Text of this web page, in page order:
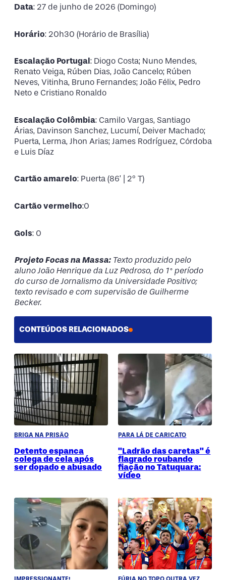
Data: 27 de junho de 2026 (Domingo)
Horário: 20h30 (Horário de Brasília)
Escalação Portugal : Diogo Costa; Nuno Mendes,
Renato Veiga, Rúben Dias, João Cancelo; Rúben
Neves, Vitinha, Bruno Fernandes; João Félix, Pedro
Neto e Cristiano Ronaldo
Escalação Colômbia: Camilo Vargas, Santiago
Árias, Davinson Sanchez, Lucumí, Deiver Machado;
Puerta, Lerma, Jhon Arias; James Rodríguez, Córdoba
e Luis Díaz
Cartão amarelo: Puerta (86’ | 2º T)
Cartão vermelho:0
Gols: 0
Projeto Focas na Massa:Texto produzido pelo
aluno João Henrique da Luz Pedroso, do 1° período
do curso de Jornalismo da Universidade Positivo;
texto revisado e com supervisão de Guilherme
Becker.
CONTEÚDOS RELACIONADOS
BRIGA NA PRISÃO
Detento espanca
colega de cela após
ser dopado e abusado
PARA LÁ DE CARICATO
"Ladrão das caretas" é
flagrado roubando
fiação no Tatuquara:
vídeo